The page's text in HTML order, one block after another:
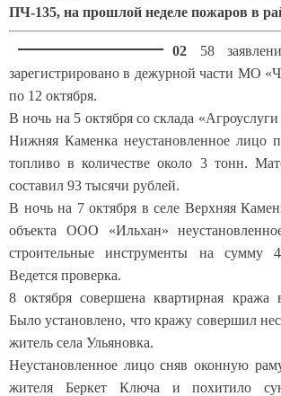
ПЧ-135, на прошлой неделе пожаров в
02 58
зарегистрировано в дежурной части МО
по 12 октября.
В ночь на 5 октября со склада
Нижняя Каменка неустановленное лицо
топливо в количестве около 3 тонн.
составил 93 тысячи рублей.
В ночь на 7 октября в селе Верхняя
объекта ООО «Ильхан»
строительные инструменты на сумму
Ведется проверка.
8 октября совершена квартирная кража
Было установлено, что кражу совершил
житель села Ульяновка.
Неустановленное лицо сняв оконную
жителя Беркет Ключа и похитило